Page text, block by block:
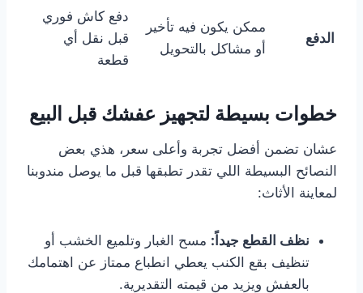
الدفع
ممكن يكون فيه تأخير
أو مشاكل بالتحويل
دفع كاش فوري
قبل نقل أي
قطعة
خطوات بسيطة لتجهيز عفشك قبل البيع
عشان تضمن أفضل تجربة وأعلى سعر، هذي بعض
النصائح البسيطة اللي تقدر تطبقها قبل ما يوصل مندوبنا
لمعاينة الأثاث:
نظف القطع جيداً: مسح الغبار وتلميع الخشب أو
تنظيف بقع الكنب يعطي انطباع ممتاز عن اهتمامك
بالعفش ويزيد من قيمته التقديرية.